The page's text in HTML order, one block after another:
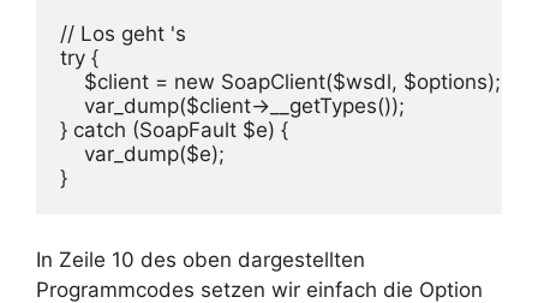
// Los geht 's
try {
    $client = new SoapClient($wsdl, $options);
    var_dump($client->__getTypes());
} catch (SoapFault $e) {
    var_dump($e);
In Zeile 10 des oben dargestellten
Programmcodes setzen wir einfach die Option